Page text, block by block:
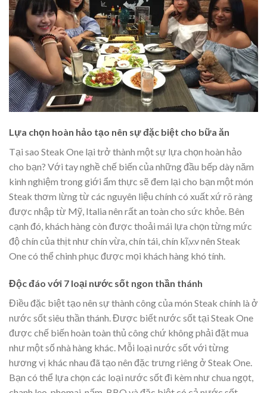
Lựa chọn hoàn hảo tạo nên sự đặc biệt cho bữa ăn
Tại sao Steak One lại trở thành một sự lựa chọn hoàn hảo
cho bạn? Với tay nghề chế biến của những đầu bếp dày năm
kinh nghiệm trong giới ẩm thực sẽ đem lại cho bạn một món
Steak thơm lừng từ các nguyên liệu chính có xuất xứ rõ ràng
được nhập từ Mỹ, Italia nên rất an toàn cho sức khỏe. Bên
cạnh đó, khách hàng còn được thoải mái lựa chọn từng mức
độ chín của thịt như chín vừa, chín tái, chín kĩ,v.v nên Steak
One có thể chinh phục được mọi khách hàng khó tính.
Độc đáo với 7 loại nước sốt ngon thần thánh
Điều đặc biệt tạo nên sự thành công của món Steak chính là ở
nước sốt siêu thần thánh. Được biết nước sốt tại Steak One
được chế biến hoàn toàn thủ công chứ không phải đặt mua
như một số nhà hàng khác. Mỗi loại nước sốt với từng
hương vị khác nhau đã tạo nên đặc trưng riêng ở Steak One.
Bạn có thể lựa chọn các loại nước sốt đi kèm như chua ngọt,